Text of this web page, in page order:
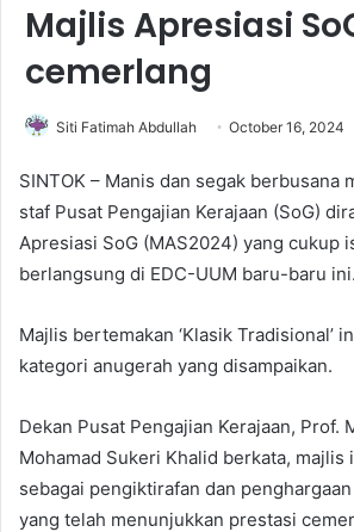
Majlis Apresiasi
cemerlang
Siti Fatimah Abdullah October 16, 2024
SINTOK – Manis dan segak berbusana
staf Pusat Pengajian Kerajaan (SoG)
Apresiasi SoG (MAS2024) yang cukup
berlangsung di EDC-UUM baru-baru ini.
Majlis bertemakan ‘Klasik Tradisional’
kategori anugerah yang disampaikan.
Dekan Pusat Pengajian Kerajaan, Prof.
Mohamad Sukeri Khalid berkata, majlis
sebagai pengiktirafan dan
yang telah menunjukkan prestasi